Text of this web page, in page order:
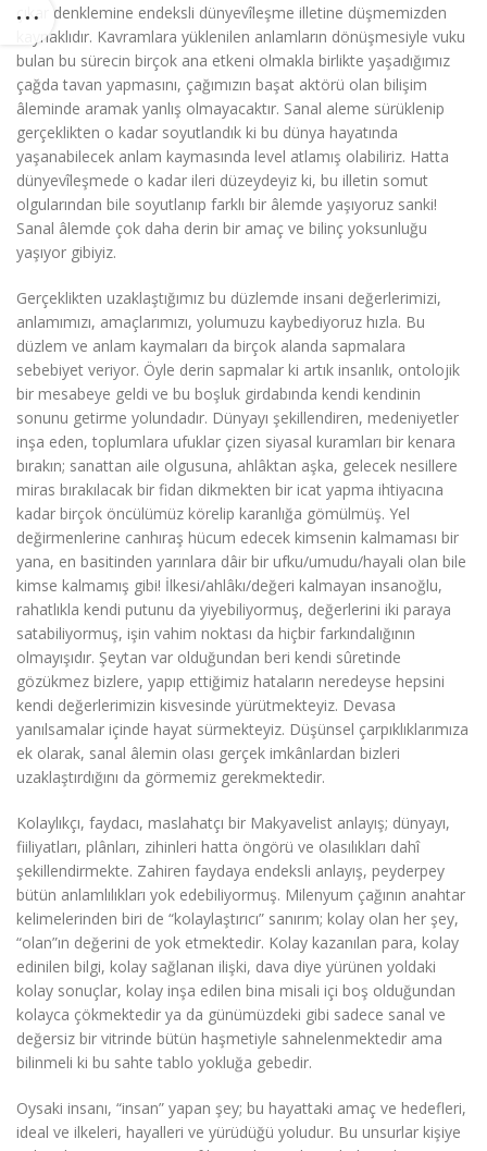
çıkar denklemine endeksli dünyevîleşme illetine düşmemizden
kaynaklıdır. Kavramlara yüklenilen anlamların dönüşmesiyle vuku
bulan bu sürecin birçok ana etkeni olmakla birlikte yaşadığımız
çağda tavan yapmasını, çağımızın başat aktörü olan bilişim
âleminde aramak yanlış olmayacaktır. Sanal aleme sürüklenip
gerçeklikten o kadar soyutlandık ki bu dünya hayatında
yaşanabilecek anlam kaymasında level atlamış olabiliriz. Hatta
dünyevîleşmede o kadar ileri düzeydeyiz ki, bu illetin somut
olgularından bile soyutlanıp farklı bir âlemde yaşıyoruz sanki!
Sanal âlemde çok daha derin bir amaç ve bilinç yoksunluğu
yaşıyor gibiyiz.
Gerçeklikten uzaklaştığımız bu düzlemde insani değerlerimizi,
anlamımızı, amaçlarımızı, yolumuzu kaybediyoruz hızla. Bu
düzlem ve anlam kaymaları da birçok alanda sapmalara
sebebiyet veriyor. Öyle derin sapmalar ki artık insanlık, ontolojik
bir mesabeye geldi ve bu boşluk girdabında kendi kendinin
sonunu getirme yolundadır. Dünyayı şekillendiren, medeniyetler
inşa eden, toplumlara ufuklar çizen siyasal kuramları bir kenara
bırakın; sanattan aile olgusuna, ahlâktan aşka, gelecek nesillere
miras bırakılacak bir fidan dikmekten bir icat yapma ihtiyacına
kadar birçok öncülümüz körelip karanlığa gömülmüş. Yel
değirmenlerine canhıraş hücum edecek kimsenin kalmaması bir
yana, en basitinden yarınlara dâir bir ufku/umudu/hayali olan bile
kimse kalmamış gibi! İlkesi/ahlâkı/değeri kalmayan insanoğlu,
rahatlıkla kendi putunu da yiyebiliyormuş, değerlerini iki paraya
satabiliyormuş, işin vahim noktası da hiçbir farkındalığının
olmayışıdır. Şeytan var olduğundan beri kendi sûretinde
gözükmez bizlere, yapıp ettiğimiz hataların neredeyse hepsini
kendi değerlerimizin kisvesinde yürütmekteyiz. Devasa
yanılsamalar içinde hayat sürmekteyiz. Düşünsel çarpıklıklarımıza
ek olarak, sanal âlemin olası gerçek imkânlardan bizleri
uzaklaştırdığını da görmemiz gerekmektedir.
Kolaylıkçı, faydacı, maslahatçı bir Makyavelist anlayış; dünyayı,
fiiliyatları, plânları, zihinleri hatta öngörü ve olasılıkları dahî
şekillendirmekte. Zahiren faydaya endeksli anlayış, peyderpey
bütün anlamlılıkları yok edebiliyormuş. Milenyum çağının anahtar
kelimelerinden biri de “kolaylaştırıcı” sanırım; kolay olan her şey,
“olan”ın değerini de yok etmektedir. Kolay kazanılan para, kolay
edinilen bilgi, kolay sağlanan ilişki, dava diye yürünen yoldaki
kolay sonuçlar, kolay inşa edilen bina misali içi boş olduğundan
kolayca çökmektedir ya da günümüzdeki gibi sadece sanal ve
değersiz bir vitrinde bütün haşmetiyle sahnelenmektedir ama
bilinmeli ki bu sahte tablo yokluğa gebedir.
Oysaki insanı, “insan” yapan şey; bu hayattaki amaç ve hedefleri,
ideal ve ilkeleri, hayalleri ve yürüdüğü yoludur. Bu unsurlar kişiye